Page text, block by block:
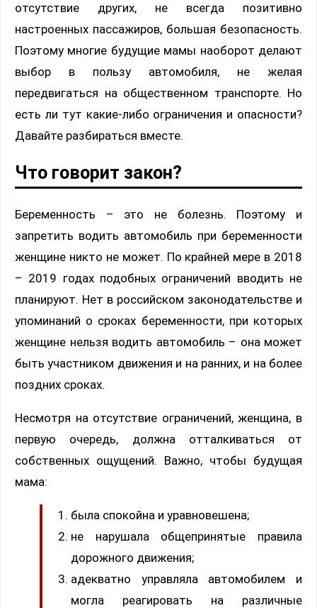
отсутствие других, не всегда позитивно
настроенных пассажиров, большая безопасность.
Поэтому многие будущие мамы наоборот делают
выбор в пользу автомобиля, не желая
передвигаться на общественном транспорте. Но
есть ли тут какие-либо ограничения и опасности?
Давайте разбираться вместе.
Что говорит закон?
Беременность – это не болезнь. Поэтому и
запретить водить автомобиль при беременности
женщине никто не может. По крайней мере в 2018
– 2019 годах подобных ограничений вводить не
планируют. Нет в российском законодательстве и
упоминаний о сроках беременности, при которых
женщине нельзя водить автомобиль – она может
быть участником движения и на ранних, и на более
поздних сроках.
Несмотря на отсутствие ограничений, женщина, в
первую очередь, должна отталкиваться от
собственных ощущений. Важно, чтобы будущая
мама:
была спокойна и уравновешена;
не нарушала общепринятые правила
дорожного движения;
адекватно управляла автомобилем и
могла реагировать на различные